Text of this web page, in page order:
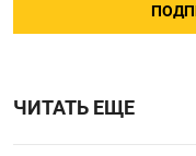
ЧИТАТЬ ЕЩЕ